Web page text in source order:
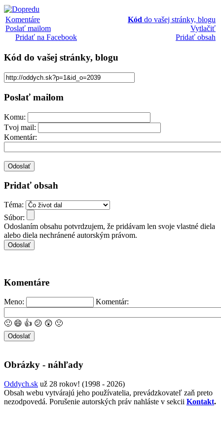
Komentáre
Poslať mailom
Pridať na Facebook
Kód do vašej stránky, blogu
Vytlačiť
Pridať obsah
Kód do vašej stránky, blogu
Poslať mailom
Komu:
Tvoj mail:
Komentár:
Pridať obsah
Téma:
Súbor:
Odoslaním obsahu potvrdzujem, že pridávam len svoje vlastné diela
alebo diela nechránené autorským právom.
Komentáre
Meno: Komentár:
🙂 😄 👍 😕 😲 🙁
Obrázky - náhľady
Oddych.sk už 28 rokov! (1998 - 2026)
Obsah webu vytvárajú jeho používatelia, prevádzkovateľ zaň preto
nezodpovedá. Porušenie autorských práv nahláste v sekcii Kontakt.